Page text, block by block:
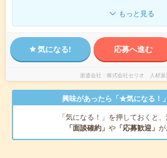
もっと見る
気になる! 応募へ進む
派遣会社 株式会社セリオ 人材派
興味があったら「★気になる！
「気になる！」を押しておくと
「面談確約」 や 「応募歓迎」 が